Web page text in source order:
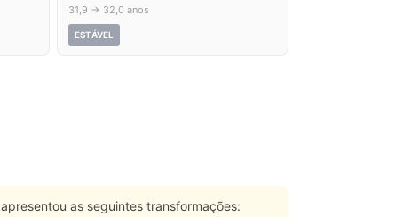
31,9 → 32,0 anos
ESTÁVEL
apresentou as seguintes transformações: